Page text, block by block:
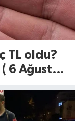
TL oldu?
6 Ağustos